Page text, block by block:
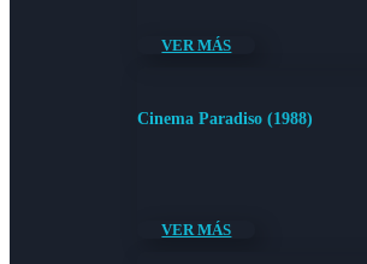
VER MÁS
Cinema Paradiso (1988)
VER MÁS